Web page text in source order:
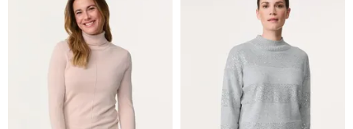
ПРИ ОТКАЗЕ ОТ ПОСЫЛКИ И ЕСЛИ СУММА ТОВАРА ПРИ
ЧАСТИЧНОМ ВЫКУПЕ
ЗАКАЗА МЕНЕЕ 8000 РУБ.,
ПОЛУЧАТЕЛЬ ОПЛАЧИВАЕТ
ДОСТАВКУ 100%.